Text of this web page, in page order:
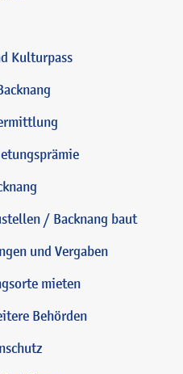
Kulturpass
/ Backnang baut
und Vergaben
mieten
Behörden